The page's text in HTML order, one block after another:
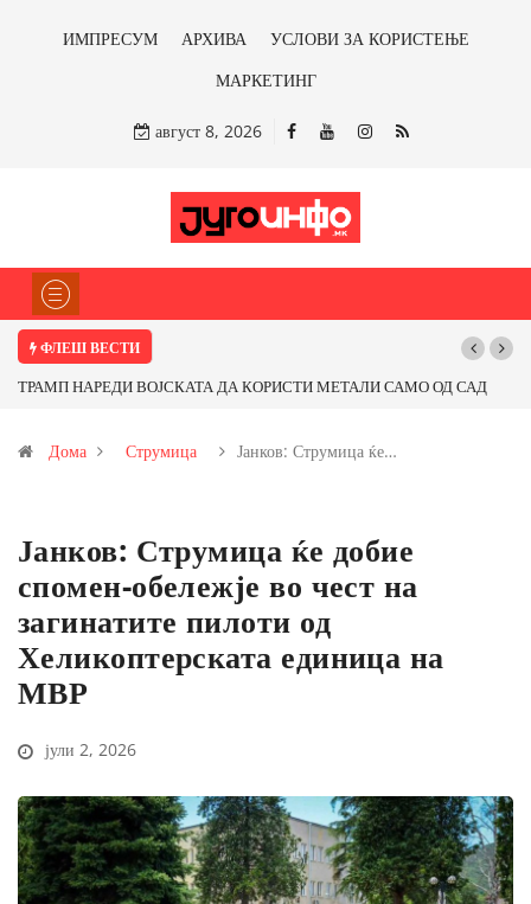
ИМПРЕСУМ АРХИВА
УСЛОВИ ЗА КОРИСТЕЊЕ
МАРКЕТИНГ
август 8, 2026
ФЛЕШ ВЕСТИ
НАРЕДИ ВОЈСКАТА ДА КОРИСТИ МЕТАЛИ САМО ОД САД
и со антимонот?
Почнува
Дома Струмица Јанков: Струмица ќе…
Јанков: Струмица ќе добие
спомен-обележје во чест на
загинатите пилоти од
Хеликоптерската единица на
МВР
јули 2, 2026